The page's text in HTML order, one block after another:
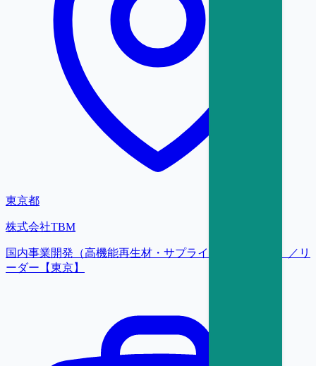
東京都
株式会社TBM
国内事業開発（高機能再生材・サプライチェーン構築）／リ
ーダー【東京】